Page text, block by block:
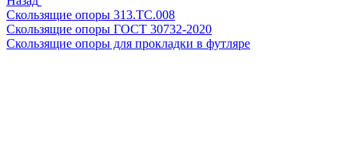
Скользящие опоры 313.ТС.008
Скользящие опоры ГОСТ 30732-2020
Скользящие опоры для прокладки в футляре